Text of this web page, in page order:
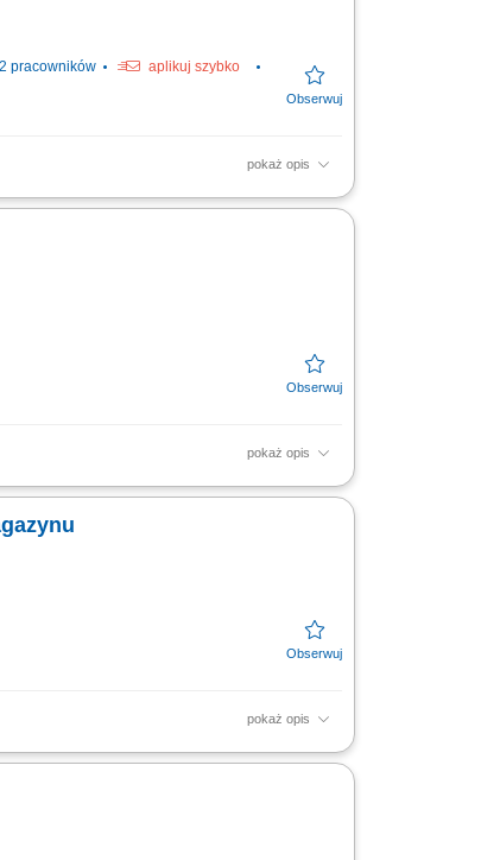
pracowników
aplikuj szybko
pokaż opis
to business. #experienceTTEC
pokaż opis
z finansami, w tym szkoleń z
pokaż opis
w oddziale;